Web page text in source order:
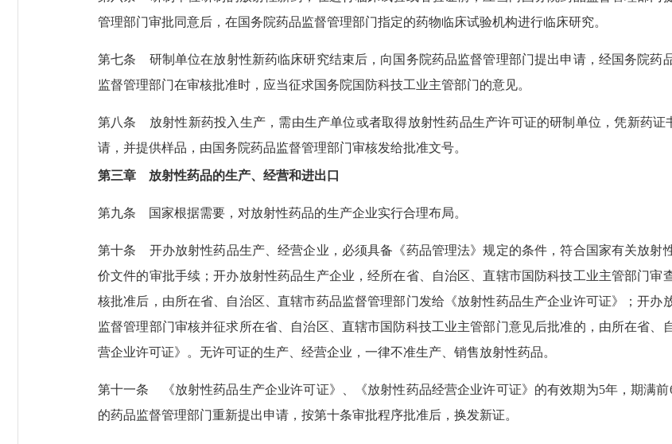
管理部门审批同意后，在国务院药品监督管理部门指定的药物临床试验机构进行临床研究。
第七条 研制单位在放射性新药临床研究结束后，向国务院药品监督管理部门提出申请，经国务院
监督管理部门在审核批准时，应当征求国务院国防科技工业主管部门的意见。
第八条 放射性新药投入生产，需由生产单位或者取得放射性药品生产许可证的研制单位，凭新药
请，并提供样品，由国务院药品监督管理部门审核发给批准文号。
第三章 放射性药品的生产、经营和进出口
第九条 国家根据需要，对放射性药品的生产企业实行合理布局。
第十条 开办放射性药品生产、经营企业，必须具备《药品管理法》规定的条件，符合国家有关放
价文件的审批手续；开办放射性药品生产企业，经所在省、自治区、直辖市国防科技工业主管部门审
核批准后，由所在省、自治区、直辖市药品监督管理部门发给《放射性药品生产企业许可证》；开办
监督管理部门审核并征求所在省、自治区、直辖市国防科技工业主管部门意见后批准的，由所在省
营企业许可证》。无许可证的生产、经营企业，一律不准生产、销售放射性药品。
第十一条
《放射性药品生产企业许可证》、《放射性药品经营企业许可证》的有效期为5年，期满
的药品监督管理部门重新提出申请，按第十条审批程序批准后，换发新证。